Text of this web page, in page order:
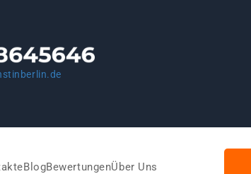
BlogBewertungenÜber Uns